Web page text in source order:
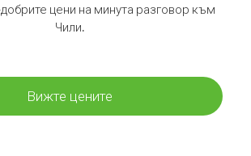
цени на минута разговор към
Чили.
Вижте цените